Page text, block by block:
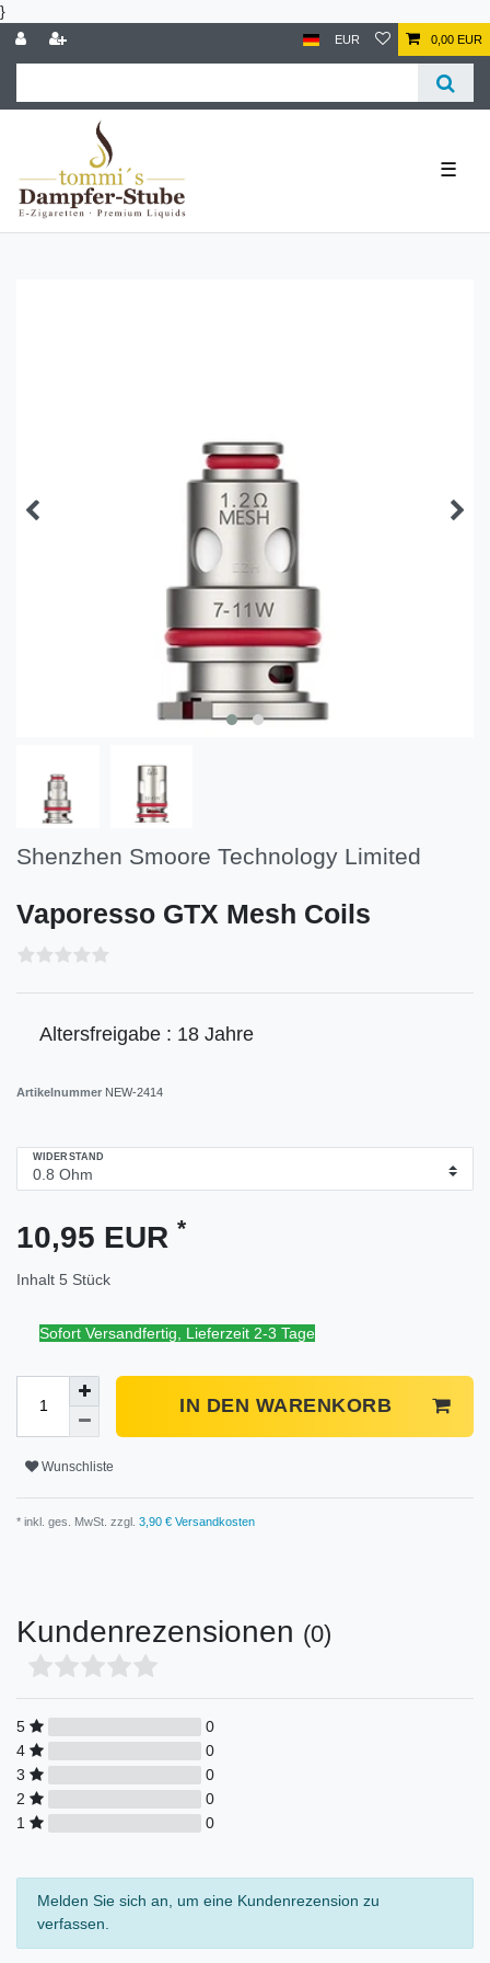
}
EUR 0,00 EUR
☰
Shenzhen Smoore Technology Limited
Vaporesso GTX Mesh Coils
Altersfreigabe : 18 Jahre
Artikelnummer NEW-2414
WIDERSTAND
10,95 EUR *
Inhalt 5 Stück
Sofort Versandfertig, Lieferzeit 2-3 Tage
IN DEN WARENKORB
Wunschliste
* inkl. ges. MwSt. zzgl. 3,90 € Versandkosten
Kundenrezensionen (0)
5
0
4
0
3
0
2
0
1
0
Melden Sie sich an, um eine Kundenrezension zu
verfassen.